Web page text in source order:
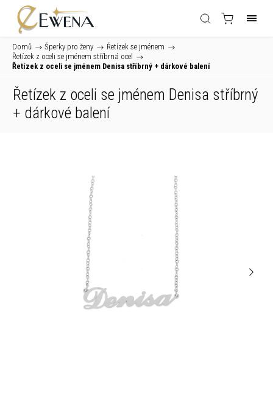
Domů / Šperky pro ženy / Řetízek se jménem /
Řetízek z oceli se jménem stříbrná ocel /
Řetízek z oceli se jménem Denisa stříbrný + dárkové balení
Řetízek z oceli se jménem Denisa stříbrný
+ dárkové balení